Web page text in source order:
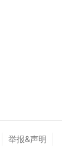
举报&声明